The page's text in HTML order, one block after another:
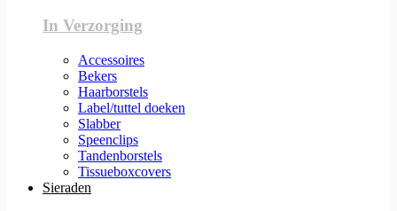
In Verzorging
Accessoires
Bekers
Haarborstels
Label/tuttel doeken
Slabber
Speenclips
Tandenborstels
Tissueboxcovers
Sieraden